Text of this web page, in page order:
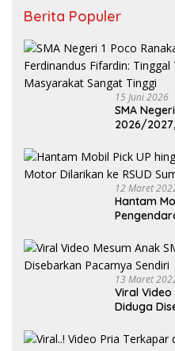
Berita Populer
15 Juni 2026
SMA
2026/
12 Maret
Hantam
13 Maret
Viral Video
Diduga